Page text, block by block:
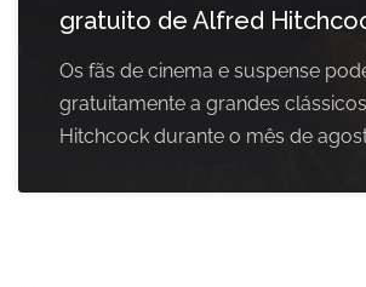
gratuito de Alfred
Os fãs de cinema e suspense
gratuitamente a grandes
Hitchcock durante o mês de